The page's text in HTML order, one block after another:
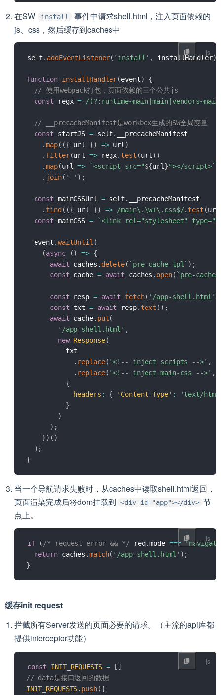
在SW install
事件中请求shell.html，注入页面依赖的
js、css，然后缓存到caches中
self. addEventListener( 'install' , installHandler)
function installHandler(event)
{
// 使用webpack打包，页面依赖的三个公共js
const regx = /
// __precacheManifest是workbox生成的SW全局变量
const startJS = self.
__precacheManifest
.map( ({ url }) => url)
. filter(url => regx.test (url) )
.map(url => `<script src="${url}"></script>`
. join( ' ' ) ;
const mainCSSUrl = self.
__precacheManifest
. find ( ({ url }) => /main\.\w+\.css$/.test (url
const mainCSS = `<link rel="stylesheet"
  event
.waitUntil (
(async ( ) => {
await caches . delete( ` pre-cache-tpl ` ) ;
const cache = await caches . open( ` pre-
const resp = await fetch( '/app-shell.html'
const txt = await resp.text ( ) ;
await cache. put (
'/app-shell.html' ,
new Response(
          txt
. replace( '<!-- inject scripts -->' ,
. replace( '<!-- inject main-css -->' ,
{
headers : { 'Content-Type' :
'text/
}
)
) ;
}) ( )
) ;
}
当一个导航请求失败时，从caches中读取shell.html返回，
页面渲染完成后将dom挂载到 <div id="app"></div> 节
点上。
if ( /* request error && */ req.mode ===
return caches .match( '/app-shell.html' ) ;
}
缓存init request
拦截所有Server发送的页面必要的请求。（主流的api库都
提供interceptor功能）
const INIT_REQUESTS = [ ]
// data是接口返回的数据
INIT_REQUESTS. push({